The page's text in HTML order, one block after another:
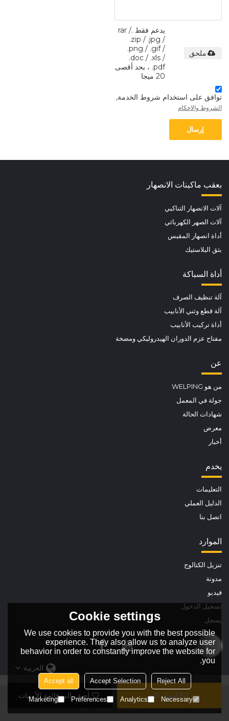
اتصل الآن أضف إلى قائمة الأمنيات
يدعم فقط .rar /
.zip / .jpg /
.png / .gif /
.doc / .xls /
.pdf ، بحد أقصى
20 ميجا
ملحق
توافق على استخدام شروط الخدمة,
الشروط والاحكام
إرسال
بعقب ماكينات الانصهار
آلات الانصهار التناكبي
آلات الصهر الكهربائي
أداة انصهار المقبس
بثق البلاستيك
أداة السباكة
آلة تنظيف الصرف
آلة قطع وثني الأنابيب
أداة تركيب الأنابيب
مفتاح عزم الدوران الهيدروليكي ومضخة
عن
من هو WELPING
جولة في المعمل
شهادات الحالة
معرض
أخبار
يخدم
التعليمات
الدليل العملي
اتصل بنا
الموارد
تنزيل الكتالوج
مدونة
فيديو
تسجيل الدخول
يسجل
العربية
Copyright © 2026Hangzhou Welping Machinery Equipment Co.,Ltd
Support By
Cookie settings
We use cookies to provide you with the best possible
experience. They also allow us to analyze user
behavior in order to constantly improve the website for
you.
Reject All
Accept Selection
Accept all
Necessary
Analytics
Preferences
Marketing